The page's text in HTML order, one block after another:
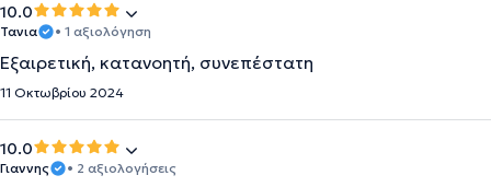
10.0
Τανια • 1 αξιολόγηση
Εξαιρετική, κατανοητή, συνεπέστατη
11 Οκτωβρίου 2024
10.0
Γιαννης • 2 αξιολογήσεις